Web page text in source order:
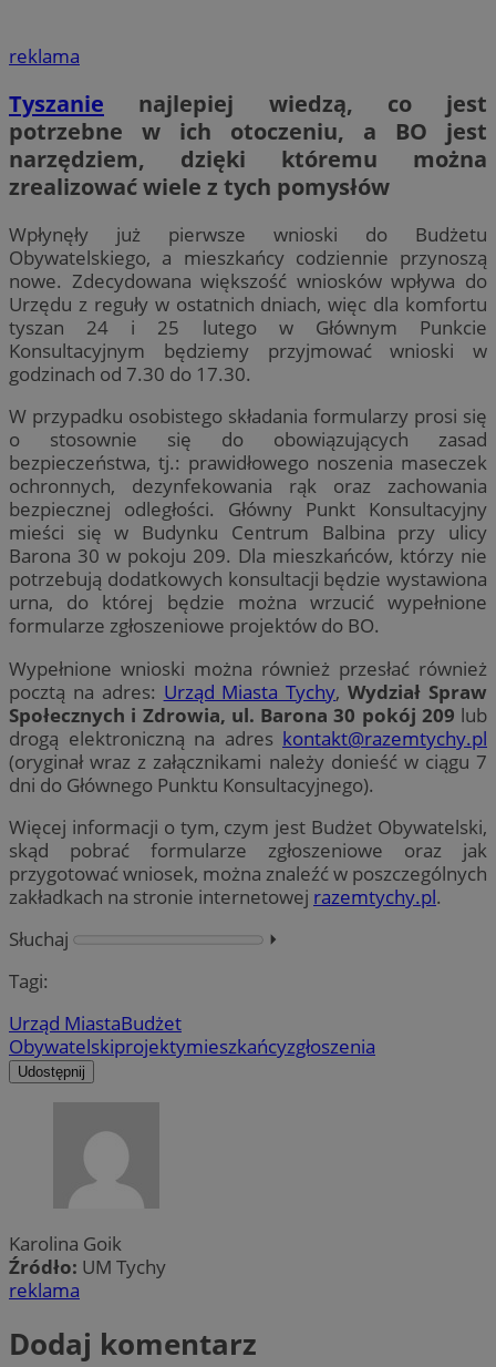
reklama
Tyszanie najlepiej wiedzą, co jest
potrzebne w ich otoczeniu, a BO jest
narzędziem, dzięki któremu można
zrealizować wiele z tych pomysłów
Wpłynęły już pierwsze wnioski do Budżetu
Obywatelskiego, a mieszkańcy codziennie przynoszą
nowe. Zdecydowana większość wniosków wpływa do
Urzędu z reguły w ostatnich dniach, więc dla komfortu
tyszan 24 i 25 lutego w Głównym Punkcie
Konsultacyjnym będziemy przyjmować wnioski w
godzinach od 7.30 do 17.30.
W przypadku osobistego składania formularzy prosi się
o stosownie się do obowiązujących zasad
bezpieczeństwa, tj.: prawidłowego noszenia maseczek
ochronnych, dezynfekowania rąk oraz zachowania
bezpiecznej odległości. Główny Punkt Konsultacyjny
mieści się w Budynku Centrum Balbina przy ulicy
Barona 30 w pokoju 209. Dla mieszkańców, którzy nie
potrzebują dodatkowych konsultacji będzie wystawiona
urna, do której będzie można wrzucić wypełnione
formularze zgłoszeniowe projektów do BO.
Wypełnione wnioski można również przesłać również
pocztą na adres: Urząd Miasta Tychy,Wydział Spraw
Społecznych i Zdrowia, ul. Barona 30 pokój 209 lub
drogą elektroniczną na adres kontakt@razemtychy.pl
(oryginał wraz z załącznikami należy donieść w ciągu 7
dni do Głównego Punktu Konsultacyjnego).
Więcej informacji o tym, czym jest Budżet Obywatelski,
skąd pobrać formularze zgłoszeniowe oraz jak
przygotować wniosek, można znaleźć w poszczególnych
zakładkach na stronie internetowej razemtychy.pl.
Słuchaj
⏵︎
Tagi:
Urząd MiastaBudżet
Obywatelskiprojektymieszkańcyzgłoszenia
Udostępnij
Karolina Goik
Źródło: UM Tychy
reklama
Dodaj komentarz